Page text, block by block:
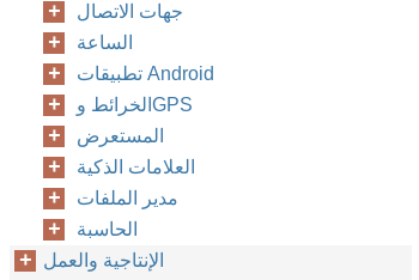
جهات الاتصال
الساعة
تطبيقات Android
الخرائط وGPS
المستعرض
العلامات الذكية
مدير الملفات
الحاسبة
الإنتاجية والعمل